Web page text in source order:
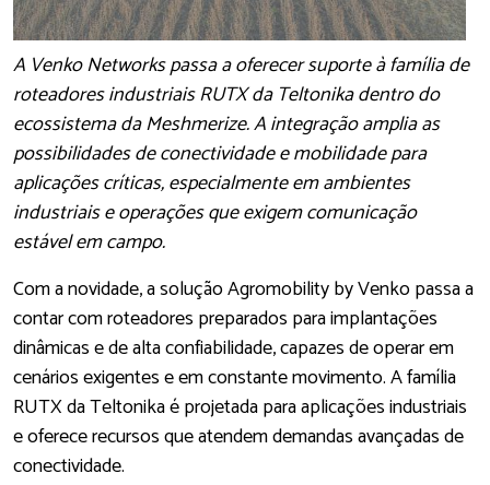
A Venko Networks passa a oferecer suporte à família de
roteadores industriais RUTX da Teltonika dentro do
ecossistema da Meshmerize. A integração amplia as
possibilidades de conectividade e mobilidade para
aplicações críticas, especialmente em ambientes
industriais e operações que exigem comunicação
estável em campo.
Com a novidade, a solução Agromobility by Venko passa a
contar com roteadores preparados para implantações
dinâmicas e de alta confiabilidade, capazes de operar em
cenários exigentes e em constante movimento. A família
RUTX da Teltonika é projetada para aplicações industriais
e oferece recursos que atendem demandas avançadas de
conectividade.